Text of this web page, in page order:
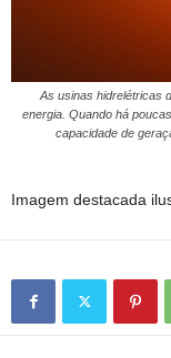
As usinas hidrelétricas
energia. Quando há
capacidade de
Imagem destacada